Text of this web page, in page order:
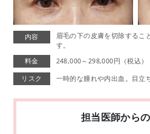
内容
眉毛の下の皮膚を切除するこ
す。
料金
248,000～298,000円（税込）
リスク 一時的な腫れや内出血。目立
担当医師から